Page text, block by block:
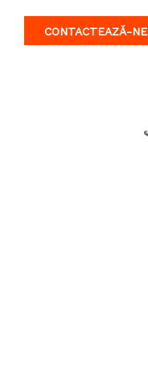
CONTACTEAZĂ-NE